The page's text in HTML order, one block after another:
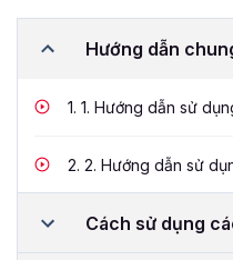
Hướng dẫn
1. 1. Hướng dẫn sử
2. 2. Hướng dẫn sử
Cách sử dụng